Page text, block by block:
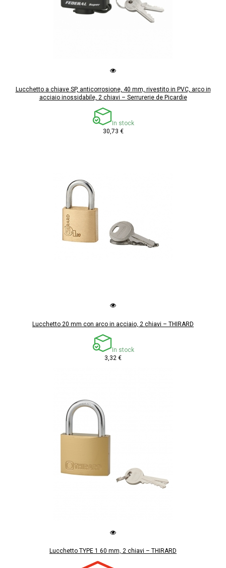
Lucchetto a chiave SP, anticorrosione, 40 mm, rivestito in PVC, arco in
acciaio inossidabile, 2 chiavi – Serrurerie de Picardie
In stock
30,73 €
Lucchetto 20 mm con arco in acciaio, 2 chiavi – THIRARD
In stock
3,32 €
Lucchetto TYPE 1 60 mm, 2 chiavi – THIRARD